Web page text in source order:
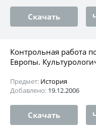
Скачать
Контрольная работа
Европы.
Предмет: История
Добавлено: 19.12.2006
Скачать